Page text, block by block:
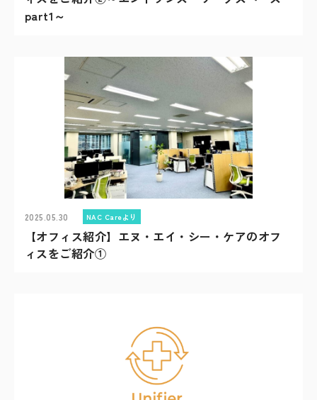
part1～
2025.05.30 NAC Careより
【オフィス紹介】エヌ・エイ・シー・ケアのオフ
ィスをご紹介①